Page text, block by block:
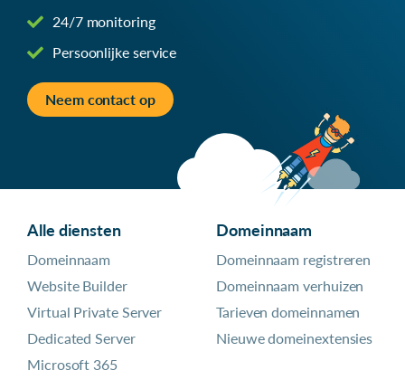
24/7 monitoring
Persoonlijke service
Neem contact op
Alle diensten
Domeinnaam
Website Builder
Virtual Private Server
Dedicated Server
Microsoft 365
Domeinnaam
Domeinnaam registreren
Domeinnaam verhuizen
Tarieven domeinnamen
Nieuwe domeinextensies